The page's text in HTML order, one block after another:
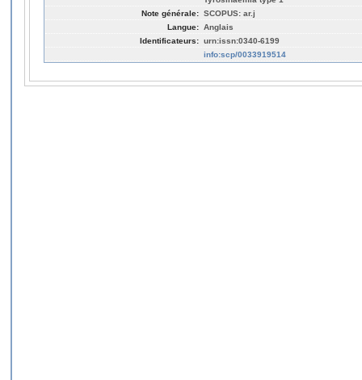
Note générale: SCOPUS: ar.j
Langue: Anglais
Identificateurs: urn:issn:0340-6199
info:scp/0033919514